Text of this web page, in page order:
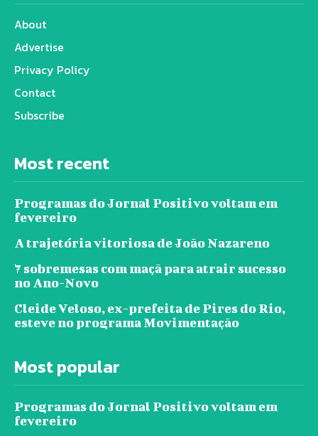
About
Advertise
Privacy Policy
Contact
Subscribe
Most recent
Programas do Jornal Positivo voltam em
fevereiro
A trajetória vitoriosa de João Nazareno
7 sobremesas com maçã para atrair sucesso
no Ano-Novo
Cleide Veloso, ex-prefeita de Pires do Rio,
esteve no programa Movimentação
Most popular
Programas do Jornal Positivo voltam em
fevereiro